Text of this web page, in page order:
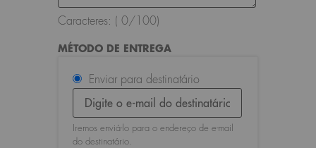
Caracteres: ( 0/100)
MÉTODO DE ENTREGA
Enviar para destinatário
Iremos enviá-lo para o endereço de e-mail
do destinatário.